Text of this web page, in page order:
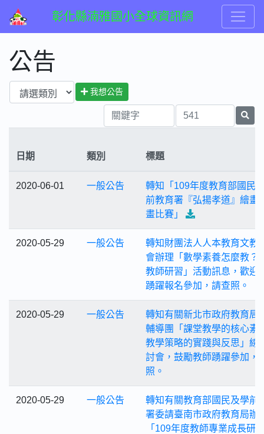
彰化縣湳雅國小全球資訊網
公告
我想公告
日期 類別 標題
2020-06-01 一般公告
轉知「109年度教育部國民
前教育署『弘揚孝道』繪畫
畫比賽」
2020-05-29 一般公告
轉知財團法人人本教育文教
會辦理「數學素養怎麼教？
教師研習」活動訊息，歡迎
踴躍報名參加，請查照。
2020-05-29 一般公告
轉知有關新北市政府教育局
輔導團「課堂教學的核心素
教學策略的實踐與反思」線
討會，鼓勵教師踴躍參加，
照。
2020-05-29 一般公告
轉知有關教育部國民及學前
署委請臺南市政府教育局辦
「109年度教師專業成長研